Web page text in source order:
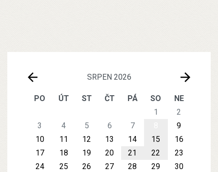
SRPEN 2026
PO ÚT ST ČT PÁ SO
NE
1
2
3
4 5 6 7
9
10
11 12 13 14 15
16
17
18 19 20 21 22
23
24
25 26 27 28 29
30